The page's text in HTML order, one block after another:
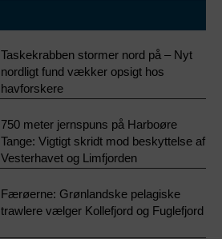
Taskekrabben stormer nord på – Nyt
nordligt fund vækker opsigt hos
havforskere
750 meter jernspuns på Harboøre
Tange: Vigtigt skridt mod beskyttelse af
Vesterhavet og Limfjorden
Færøerne: Grønlandske pelagiske
trawlere vælger Kollefjord og Fuglefjord